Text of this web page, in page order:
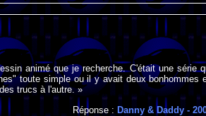
animé que je recherche. C'était une série
toute simple ou il y avait deux bonhommes
trucs à l'autre. »
Réponse : Danny & Daddy -